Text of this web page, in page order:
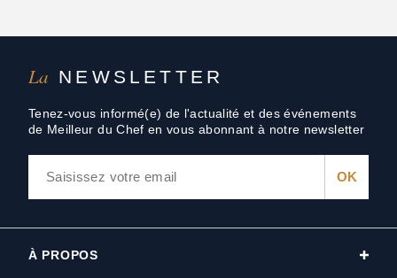
La NEWSLETTER
Tenez-vous informé(e) de l'actualité et des événements
de Meilleur du Chef en vous abonnant à notre newsletter
À PROPOS